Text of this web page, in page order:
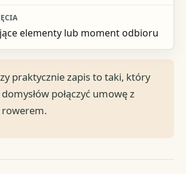
elementy lub moment odbioru
praktycznie zapis to taki, który
połączyć umowę z